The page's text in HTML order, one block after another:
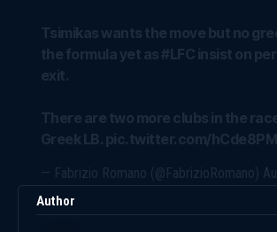
Tsimikas wants the move but no
the formula yet as#LFC insist on
exit.
There are two more clubs in the
Greek LB. pic.twitter.com/
— Fabrizio Romano (@FabrizioRomano)
Author